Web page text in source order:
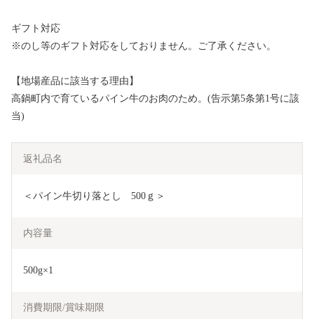
ギフト対応
※のし等のギフト対応をしておりません。ご了承ください。
【地場産品に該当する理由】
高鍋町内で育ているパイン牛のお肉のため。(告示第5条第1号に該
当)
返礼品名
＜パイン牛切り落とし　500ｇ＞
内容量
500g×1
消費期限/賞味期限